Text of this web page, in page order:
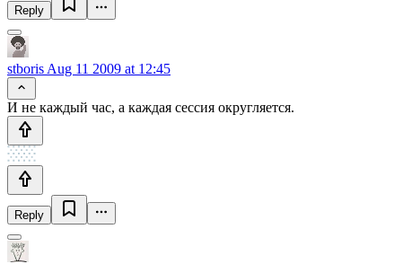
Reply
stboris Aug 11 2009 at 12:45
И не каждый час, а каждая сессия округляется.
Reply